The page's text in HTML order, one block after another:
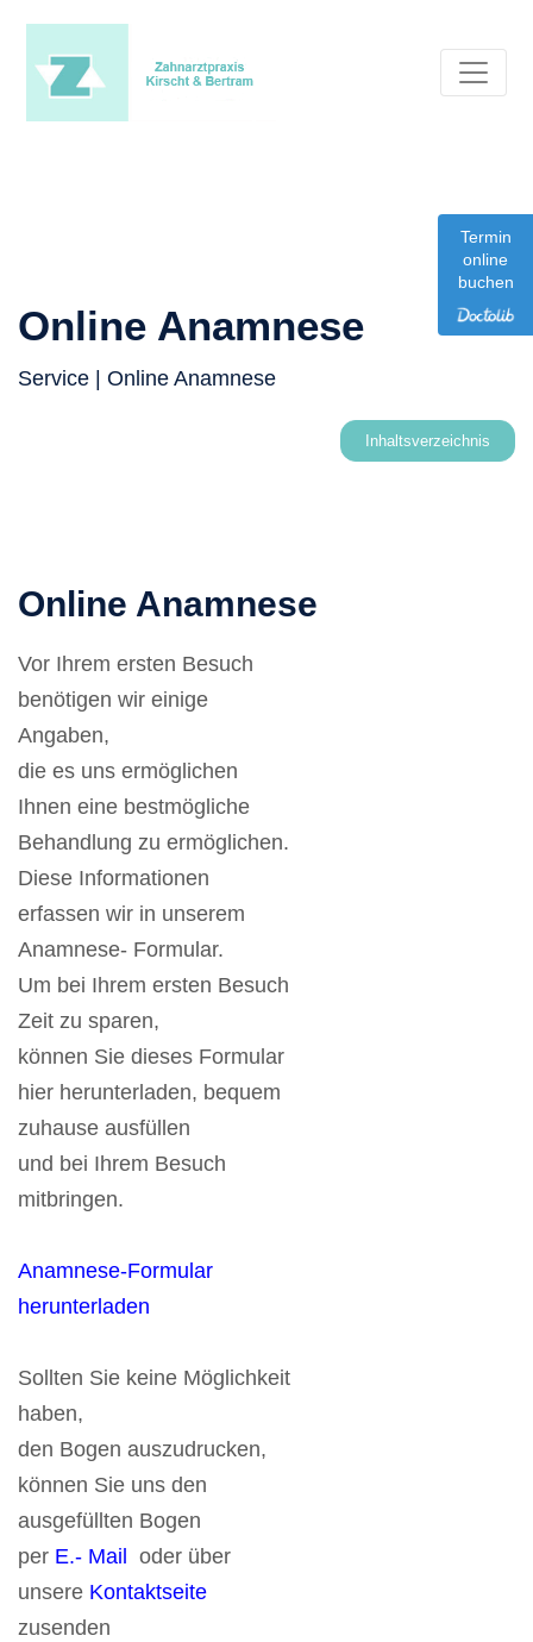
Online Anamnese
Service | Online Anamnese
Inhaltsverzeichnis
Online Anamnese
Vor Ihrem ersten Besuch
benötigen wir einige
Angaben,
die es uns ermöglichen
Ihnen eine bestmögliche
Behandlung zu ermöglichen.
Diese Informationen
erfassen wir in unserem
Anamnese- Formular.
Um bei Ihrem ersten Besuch
Zeit zu sparen,
können Sie dieses Formular
hier herunterladen, bequem
zuhause ausfüllen
und bei Ihrem Besuch
mitbringen.
Anamnese-Formular
herunterladen
Sollten Sie keine Möglichkeit
haben,
den Bogen auszudrucken,
können Sie uns den
ausgefüllten Bogen
per E.- Mail
oder über
unsere Kontaktseite
zusenden
Termin
online
buchen